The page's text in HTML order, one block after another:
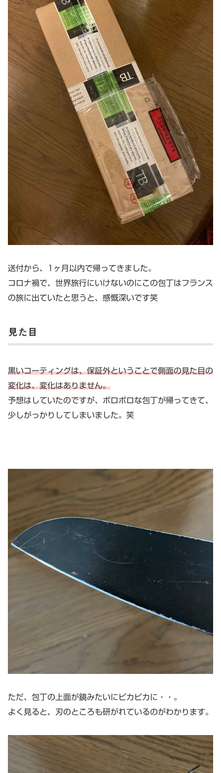
送付から、1ヶ月以内で帰ってきました。
コロナ禍で、世界旅行にいけないのにこの包丁はフランス
の旅に出ていたと思うと、感慨深いです笑
見た目
黒いコーティングは、保証外ということで側面の見た目の
変化は、変化はありません。
予想はしていたのですが、ボロボロな包丁が帰ってきて、
少しがっかりしてしまいました。笑
ただ、包丁の上面が鏡みたいにピカピカに・・。
よく見ると、刃のところも研がれているのがわかります。